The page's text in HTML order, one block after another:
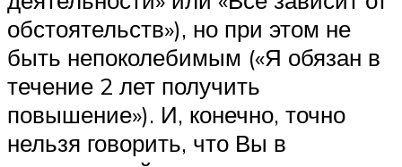
обстоятельств»), но при этом не
быть непоколебимым («Я обязан в
течение 2 лет получить
повышение»). И, конечно, точно
нельзя говорить, что Вы в